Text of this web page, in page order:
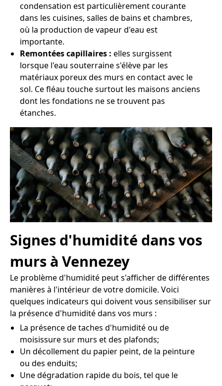
condensation est particulièrement courante
dans les cuisines, salles de bains et chambres,
où la production de vapeur d'eau est
importante.
Remontées capillaires : elles surgissent
lorsque l'eau souterraine s'élève par les
matériaux poreux des murs en contact avec le
sol. Ce fléau touche surtout les maisons anciens
dont les fondations ne se trouvent pas
étanches.
Signes d'humidité dans vos
murs à Vennezey
Le problème d'humidité peut s'afficher de différentes
manières à l'intérieur de votre domicile. Voici
quelques indicateurs qui doivent vous sensibiliser sur
la présence d'humidité dans vos murs :
La présence de taches d'humidité ou de
moisissure sur murs et des plafonds;
Un décollement du papier peint, de la peinture
ou des enduits;
Une dégradation rapide du bois, tel que le